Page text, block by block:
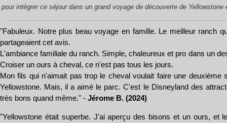
pour intégrer ce séjour dans un grand voyage de découverte de Yellowstone
"Fabuleux. Notre plus beau voyage en famille. Le meilleur ranch
partageaient cet avis.
L'ambiance familiale du ranch. Simple, chaleureux et pro dans un
Croiser un ours à cheval, ce n'est pas tous les jours.
Mon fils qui n'aimait pas trop le cheval voulait faire une deuxième
Yellowstone. Mais, il a aimé le parc. C'est le Disneyland des
très bons quand même." - Jérome B. (2024)
"Yellowstone était superbe. J'ai aperçu des bisons et un ours, et